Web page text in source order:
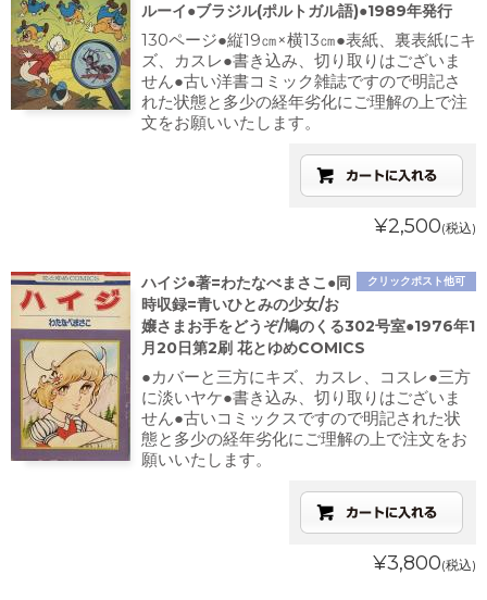
ルーイ●ブラジル(ポルトガル語)●1989年発行
130ページ●縦19㎝×横13㎝●表紙、裏表紙にキ
ズ、カスレ●書き込み、切り取りはございま
せん●古い洋書コミック雑誌ですので明記さ
れた状態と多少の経年劣化にご理解の上で注
文をお願いいたします。
¥2,500(税込)
クリックポスト他可
ハイジ●著=わたなべまさこ●同
時収録=青いひとみの少女/お
嬢さまお手をどうぞ/鳩のくる302号室●1976年1
月20日第2刷 花とゆめCOMICS
●カバーと三方にキズ、カスレ、コスレ●三方
に淡いヤケ●書き込み、切り取りはございま
せん●古いコミックスですので明記された状
態と多少の経年劣化にご理解の上で注文をお
願いいたします。
¥3,800(税込)